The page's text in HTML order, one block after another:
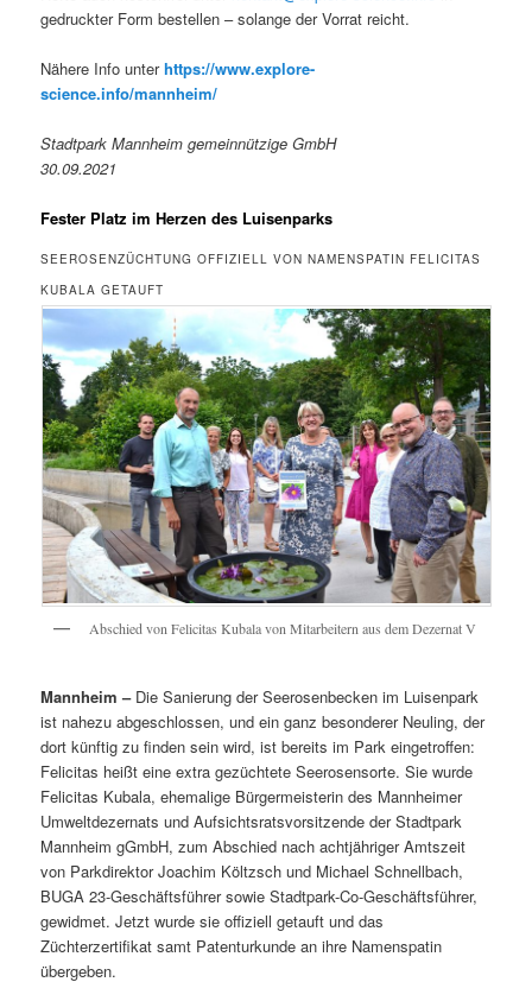
gedruckter Form bestellen – solange der Vorrat reicht.
Nähere Info unterhttps://www.explore-
science.info/mannheim/
Stadtpark Mannheim gemeinnützige GmbH
30.09.2021
Fester Platz im Herzen des Luisenparks
SEEROSENZÜCHTUNG OFFIZIELL VON NAMENSPATIN FELICITAS
KUBALA GETAUFT
Abschied von Felicitas Kubala von Mitarbeitern aus dem Dezernat V
Mannheim –Die Sanierung der Seerosenbecken im Luisenpark
ist nahezu abgeschlossen, und ein ganz besonderer Neuling, der
dort künftig zu finden sein wird, ist bereits im Park eingetroffen:
Felicitas heißt eine extra gezüchtete Seerosensorte. Sie wurde
Felicitas Kubala, ehemalige Bürgermeisterin des Mannheimer
Umweltdezernats und Aufsichtsratsvorsitzende der Stadtpark
Mannheim gGmbH, zum Abschied nach achtjähriger Amtszeit
von Parkdirektor Joachim Költzsch und Michael Schnellbach,
BUGA 23-Geschäftsführer sowie Stadtpark-Co-Geschäftsführer,
gewidmet. Jetzt wurde sie offiziell getauft und das
Züchterzertifikat samt Patenturkunde an ihre Namenspatin
übergeben.